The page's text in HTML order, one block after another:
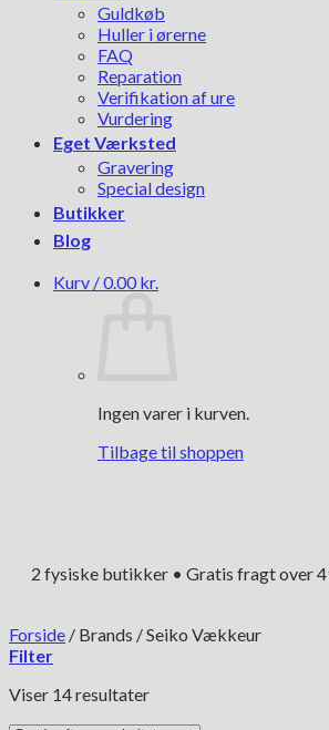
Guldkøb
Huller i ørerne
FAQ
Reparation
Verifikation af ure
Vurdering
Eget Værksted
Gravering
Special design
Butikker
Blog
Kurv /0.00 kr.
Ingen varer i kurven.
Tilbage til shoppen
2 fysiske butikker • Gratis fragt over
Forside / Brands /Seiko Vækkeur
Filter
Viser 14 resultaterSorteret